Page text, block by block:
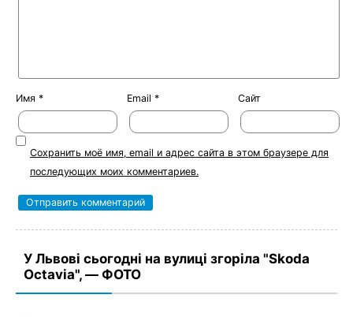
Имя * Email * Сайт
Сохранить моё имя, email и адрес сайта в этом браузере для
последующих моих комментариев.
У Львові сьогодні на вулиці згоріла "Skoda
Octavia", — ФОТО